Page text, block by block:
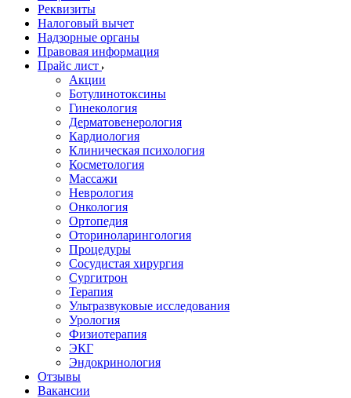
Реквизиты
Налоговый вычет
Надзорные органы
Правовая информация
Прайс лист
Акции
Ботулинотоксины
Гинекология
Дерматовенерология
Кардиология
Клиническая психология
Косметология
Массажи
Неврология
Онкология
Ортопедия
Оториноларингология
Процедуры
Сосудистая хирургия
Сургитрон
Терапия
Ультразвуковые исследования
Урология
Физиотерапия
ЭКГ
Эндокринология
Отзывы
Вакансии